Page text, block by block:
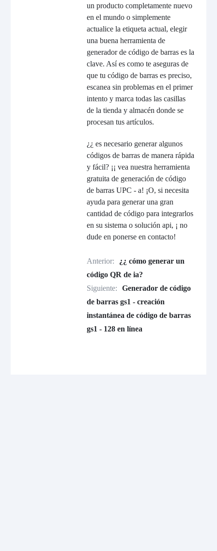
un producto completamente nuevo
en el mundo o simplemente
actualice la etiqueta actual, elegir
una buena herramienta de
generador de código de barras es la
clave. Así es como te aseguras de
que tu código de barras es preciso,
escanea sin problemas en el primer
intento y marca todas las casillas
de la tienda y almacén donde se
procesan tus artículos.
¿¿ es necesario generar algunos
códigos de barras de manera rápida
y fácil? ¡¡ vea nuestra herramienta
gratuita de generación de código
de barras UPC - a! ¡O, si necesita
ayuda para generar una gran
cantidad de código para integrarlos
en su sistema o solución api, ¡ no
dude en ponerse en contacto!
Anterior:
¿¿ cómo generar un
código QR de ia?
Siguiente:
Generador de código
de barras gs1 - creación
instantánea de código de barras
gs1 - 128 en línea